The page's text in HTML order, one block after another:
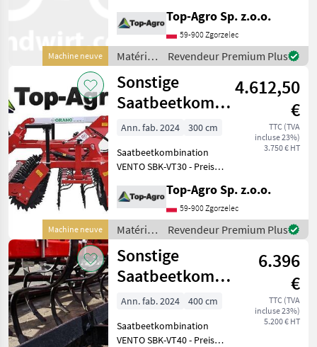
Machine neuve
Größen und technische
Daten: Breite 2, 5m Gewicht
750kg Zinken Stk. 17
Traktoleistung 72-90 PS
Top-Agro Sp. z.o.o.
59-900 Zgorzelec
Matériels
de semis
/
Sonstige
Revendeur Premium Plus
Machine neuve
Sonstige
Saatbeetkombination
VENTO SBK-VT30
4.612,50
€
TTC (TVA
incluse 23%)
3.750 € HT
Ann. fab. 2024
300 cm
Saatbeetkombination
VENTO SBK-VT30 - Preis
Größen und technische
Daten: Breite 2, 5m Gewicht
750kg Zinken Stk. 17
Traktoleistung 72-90 PS
Top-Agro Sp. z.o.o.
59-900 Zgorzelec
Matériels
de semis
/
Sonstige
Revendeur Premium Plus
Sonstige
Saatbeetkombination
VENTO SBK-VT40
6.396
€
TTC (TVA
incluse 23%)
5.200 € HT
Ann. fab. 2024
400 cm
Saatbeetkombination
VENTO SBK-VT40 - Preis